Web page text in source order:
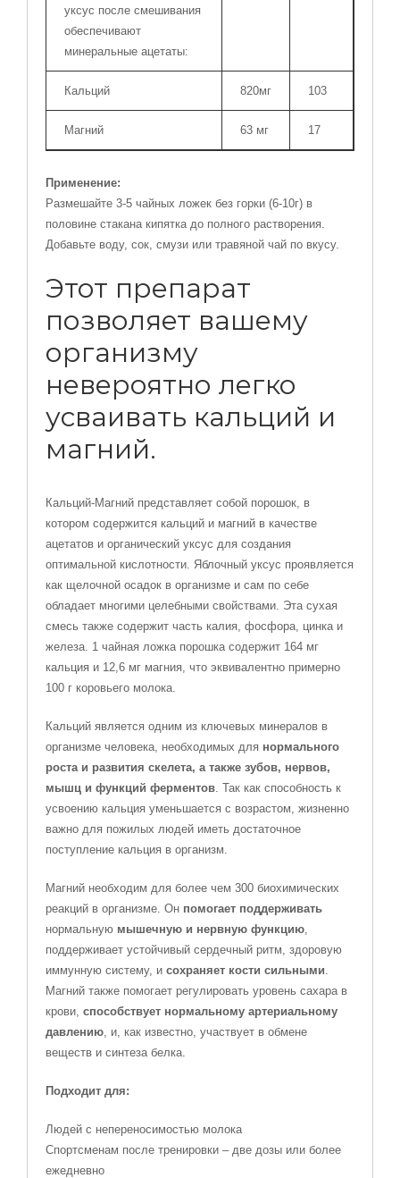
уксус после смешивания
обеспечивают
минеральные ацетаты:
Кальций 820мг 103
Магний 63 мг 17
Применение:
Размешайте 3-5 чайных ложек без горки (6-10г) в
половине стакана кипятка до полного растворения.
Добавьте воду, сок, смузи или травяной чай по вкусу.
Этот препарат
позволяет вашему
организму
невероятно легко
усваивать кальций и
магний.
Кальций-Магний представляет собой порошок, в
котором содержится кальций и магний в качестве
ацетатов и органический уксус для создания
оптимальной кислотности. Яблочный уксус проявляется
как щелочной осадок в организме и сам по себе
обладает многими целебными свойствами. Эта сухая
смесь также содержит часть калия, фосфора, цинкаи
железа. 1 чайная ложка порошка содержит 164 мг
кальция и 12,6 мг магния, что эквивалентно примерно
100 г коровьего молока.
Кальций является одним из ключевых минералов в
организме человека, необходимых для нормального
роста и развития скелета, а также зубов, нервов,
мышц и функций ферментов. Так как способность к
усвоению кальция уменьшается с возрастом, жизненно
важно для пожилых людей иметь достаточное
поступление кальция в организм.
Магний необходим для более чем 300 биохимических
реакций в организме. Он помогает поддерживать
нормальную мышечную и нервную функцию,
поддерживает устойчивый сердечный ритм, здоровую
иммунную систему, и сохраняет кости сильными.
Магний также помогает регулировать уровень сахара в
крови, способствует нормальному артериальному
давлению, и, как известно, участвует в обмене
веществ и синтеза белка.
Подходит для:
Людей с непереносимостью молока
Спортсменам после тренировки – две дозы или более
ежедневно